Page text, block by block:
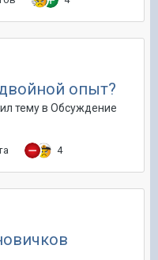
опыт?
тему в Обсуждение
4